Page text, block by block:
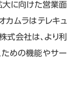
大に向けた営業面
カムラはテレキュ
式会社は、より利
ための機能やサー